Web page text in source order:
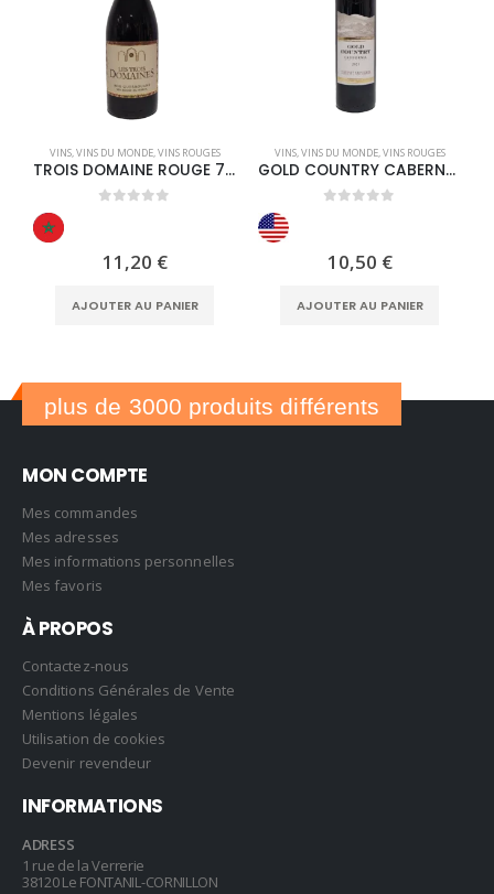
VINS,VINS DU MONDE,VINS ROUGES
TROIS DOMAINE ROUGE 75CL
11,20 €
AJOUTER AU PANIER
VINS,VINS DU MONDE,VINS ROUGES
GOLD COUNTRY CABERNET SAUVIGNON ROUGE 75CL
10,50 €
AJOUTER AU PANIER
plus de 3000 produits différents
MON COMPTE
Mes commandes
Mes adresses
Mes informations personnelles
Mes favoris
À PROPOS
Contactez-nous
Conditions Générales de Vente
Mentions légales
Utilisation de cookies
Devenir revendeur
INFORMATIONS
ADRESS
1 rue de la Verrerie
38120 Le FONTANIL-CORNILLON